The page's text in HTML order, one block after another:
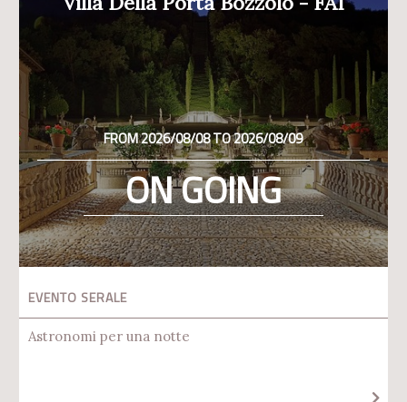
FROM 2026/08/08 TO 2026/08/09
ON GOING
EVENTO SERALE
Astronomi per una notte